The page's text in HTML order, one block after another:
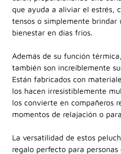
que ayuda a aliviar el estrés,
tensos o simplemente brindar
bienestar en días fríos.
Además de su función
también son increíblemente
Están fabricados con
los hacen irresistiblemente
los convierte en compañeros
momentos de relajación o
La versatilidad de estos
regalo perfecto para personas